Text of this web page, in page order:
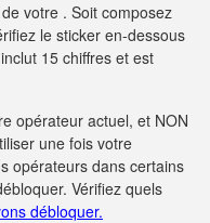
votre . Soit composez
le sticker en-dessous
15 chiffres et est
opérateur actuel, et NON
une fois votre
opérateurs dans certains
Vérifiez quels
débloquer.